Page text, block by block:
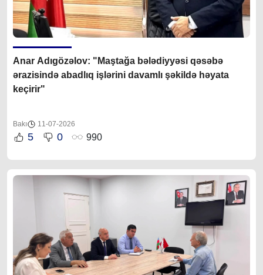
Anar Adıgözəlov: "Maştağa bələdiyyəsi qəsəbə
ərazisində abadlıq işlərini davamlı şəkildə həyata
keçirir"
Bakı 11-07-2026
5 0 990